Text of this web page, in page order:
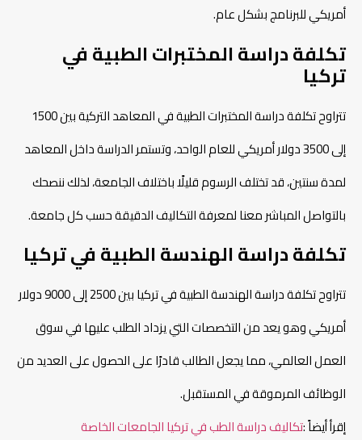
أمريكي للبرنامج بشكل عام.
تكلفة دراسة المختبرات الطبية في
تركيا
تتراوح تكلفة دراسة المختبرات الطبية في المعاهد التركية بين 1500
إلى 3500 دولار أمريكي للعام الواحد، وتستمر الدراسة داخل المعاهد
لمدة سنتين، قد تختلف الرسوم قليلًا باختلاف الجامعة، لذلك ننصحك
بالتواصل المباشر معنا لمعرفة التكاليف الدقيقة حسب كل جامعة.
تكلفة دراسة الهندسة الطبية في تركيا
تتراوح تكلفة دراسة الهندسة الطبية في تركيا بين 2500 إلى 9000 دولار
أمريكي وهو يعد من التخصصات التي يزداد الطلب عليها في سوق
العمل العالمي، مما يجعل الطالب قادرًا على الحصول على العديد من
الوظائف المرموقة في المستقبل.
إقرأ أيضاً :تكاليف دراسة الطب في تركيا الجامعات الخاصة